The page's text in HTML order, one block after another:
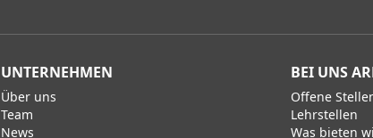
UNTERNEHMEN
Über uns
Team
News
BEI UNS
Offene
Lehrstellen
Was bieten